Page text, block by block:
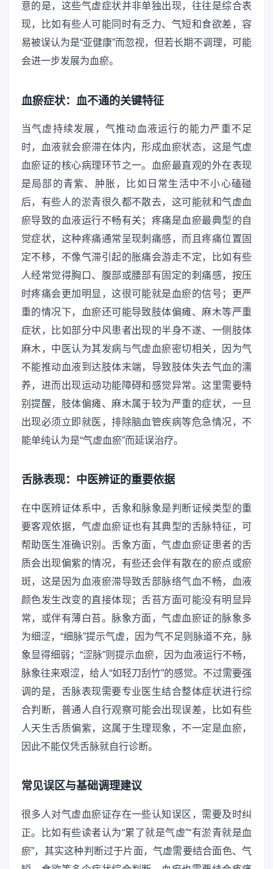
意的是，这些气虚症状并非单独出现，往往是综合表
现，比如有些人可能同时有乏力、气短和食欲差，容
易被误认为是“亚健康”而忽视，但若长期不调理，可能
会进一步发展为血瘀。
血瘀症状：血不通的关键特征
当气虚持续发展，气推动血液运行的能力严重不足
时，血液就会瘀滞在体内，形成血瘀状态，这是气虚
血瘀证的核心病理环节之一。血瘀最直观的外在表现
是局部的青紫、肿胀，比如日常生活中不小心磕碰
后，有些人的淤青很久都不散去，这可能就和气虚血
瘀导致的血液运行不畅有关；疼痛是血瘀最典型的自
觉症状，这种疼痛通常呈现刺痛感，而且疼痛位置固
定不移，不像气滞引起的胀痛会游走不定，比如有些
人经常觉得胸口、腹部或腰部有固定的刺痛感，按压
时疼痛会更加明显，这很可能就是血瘀的信号；更严
重的情况下，血瘀还可能导致肢体偏瘫、麻木等严重
症状，比如部分中风患者出现的半身不遂、一侧肢体
麻木，中医认为其发病与气虚血瘀密切相关，因为气
不能推动血液到达肢体末端，导致肢体失去气血的濡
养，进而出现运动功能障碍和感觉异常。这里需要特
别提醒，肢体偏瘫、麻木属于较为严重的症状，一旦
出现必须立即就医，排除脑血管疾病等危急情况，不
能单纯认为是“气虚血瘀”而延误治疗。
舌脉表现：中医辨证的重要依据
在中医辨证体系中，舌象和脉象是判断证候类型的重
要客观依据，气虚血瘀证也有其典型的舌脉特征，可
帮助医生准确识别。舌象方面，气虚血瘀证患者的舌
质会出现偏紫的情况，有些还会伴有散在的瘀点或瘀
斑，这是因为血液瘀滞导致舌部脉络气血不畅，血液
颜色发生改变的直接体现；舌苔方面可能没有明显异
常，或伴有薄白苔。脉象方面，气虚血瘀证的脉象多
为细涩，“细脉”提示气虚，因为气不足则脉道不充，脉
象显得细弱；“涩脉”则提示血瘀，因为血液运行不畅，
脉象往来艰涩，给人“如轻刀刮竹”的感觉。不过需要强
调的是，舌脉表现需要专业医生结合整体症状进行综
合判断，普通人自行观察可能会出现误差，比如有些
人天生舌质偏紫，这属于生理现象，不一定是血瘀，
因此不能仅凭舌脉就自行诊断。
常见误区与基础调理建议
很多人对气虚血瘀证存在一些认知误区，需要及时纠
正。比如有些读者认为“累了就是气虚”“有淤青就是血
瘀”，其实这种判断过于片面，气虚需要结合面色、气